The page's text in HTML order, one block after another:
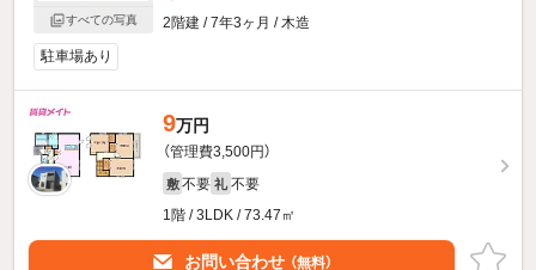
すべての写真
2階建 / 7年3ヶ月 / 木造
駐車場あり
9万円
（管理費3,500円）
敷 不要 礼 不要
1階 / 3LDK / 73.47㎡
お問い合わせ （無料）